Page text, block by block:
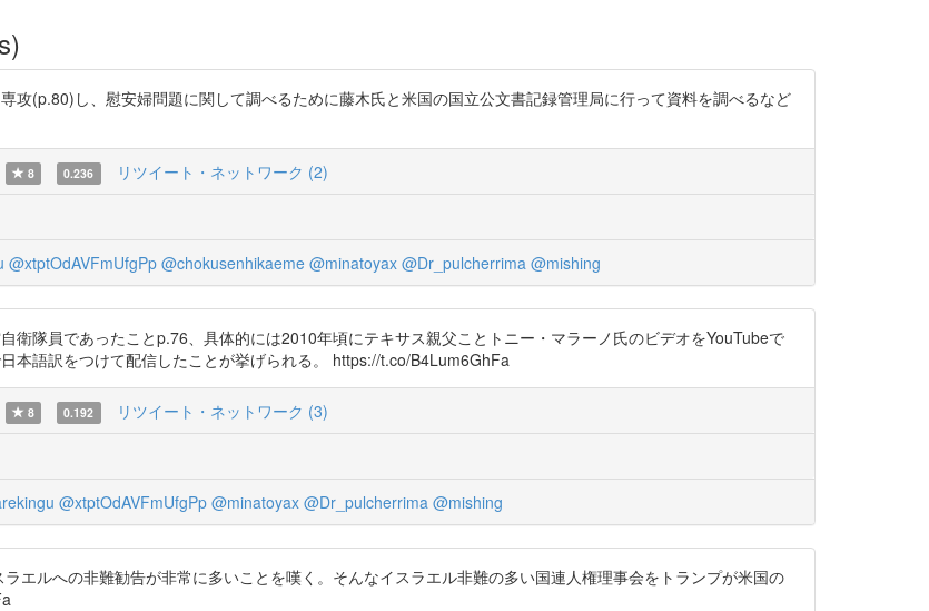
攻(p.80)し、慰安婦問題に関して調べるために藤木氏と米国の国立公文書記録管理局に行って資料を調べるなど
8 0.236 リツイート・ネットワーク (2)
@xtptOdAVFmUfgPp @chokusenhikaeme @minatoyax @Dr_pulcherrima @mishing
衛隊員であったことp.76、具体的には2010年頃にテキサス親父ことトニー・マラーノ氏のビデオをYouTubeで
本語訳をつけて配信したことが挙げられる。 https://t.co/B4Lum6GhFa
8 0.192 リツイート・ネットワーク (3)
@xtptOdAVFmUfgPp @minatoyax @Dr_pulcherrima @mishing
エルへの非難勧告が非常に多いことを嘆く。そんなイスラエル非難の多い国連人権理事会をトランプが米国の